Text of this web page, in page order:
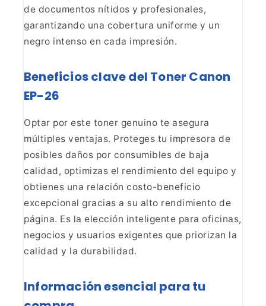
de documentos nítidos y profesionales,
garantizando una cobertura uniforme y un
negro intenso en cada impresión.
Beneficios clave del Toner Canon
EP-26
Optar por este toner genuino te asegura
múltiples ventajas. Proteges tu impresora de
posibles daños por consumibles de baja
calidad, optimizas el rendimiento del equipo y
obtienes una relación costo-beneficio
excepcional gracias a su alto rendimiento de
página. Es la elección inteligente para oficinas,
negocios y usuarios exigentes que priorizan la
calidad y la durabilidad.
Información esencial para tu